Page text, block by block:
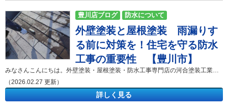
外壁塗装と屋根塗装 雨漏りす
る前に対策を！住宅を守る防水
工事の重要性 【豊川市】
（2026.02.27 更新）
詳しく見る
豊川店ブログ
防水について
外壁・屋根塗装のいろは